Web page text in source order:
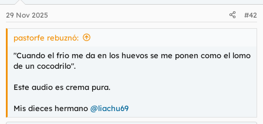
e
s
29 Nov 2025 #42
pastorfe rebuznó:
"Cuando el frio me da en los huevos se me ponen como el lomo
de un cocodrilo".
Este audio es crema pura.
Mis dieces hermano @liachu69